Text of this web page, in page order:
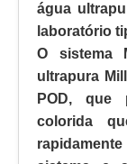
água
laboratório
O sistema
ultrapura
POD, que
colorida